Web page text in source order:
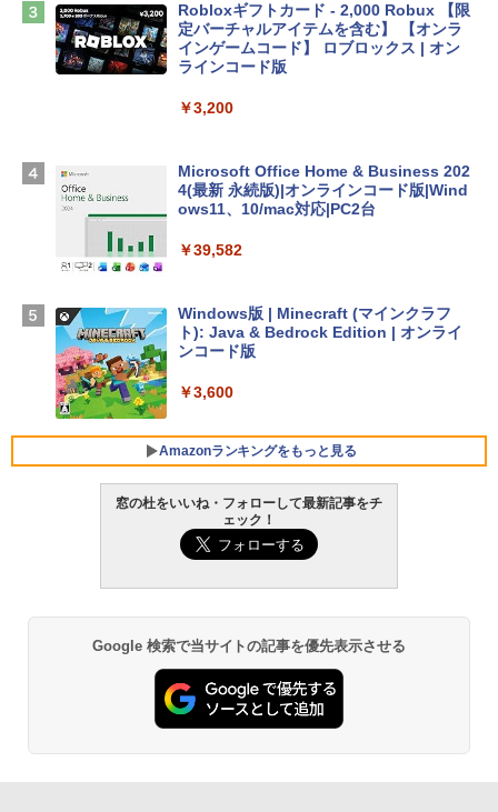
Apple 2026 MacBook Air M5チップ搭載
13インチノートブック：AIとApple Intell
igence、13.6インチLiquid Retinaディ
TB SSDストレージ、12MPセンターフレ
￥278,800
【Amazon.co.jp限定】 HP ノートパソコ
￥129,800
FMV ノートパソコン WE1-K3 (MS 365 P
VWK3E15W_AZ
￥139,880
Robloxギフトカード - 2,000 Robux 【限
定バーチャルアイテムを含む】 【オンラ
インゲームコード】 ロブロックス | オン
ラインコード版
￥3,200
Microsoft Office Home & Business 202
4(最新 永続版)|オンラインコード版|Wind
ows11、10/mac対応|PC2台
￥39,582
Windows版 | Minecraft (マインクラフ
ト): Java & Bedrock Edition | オンライ
ンコード版
￥3,600
Amazonランキングをもっと見る
生成AIパスポート公式テキスト 第４版
￥1,766
1冊ですべて身につくHTML & CSSとWe
bデザイン入門講座［第2版］
Amazon Kindle - 目に優しい、かさばら
ない、大きな画面で読みやすい、6週間持
し
￥16,980
Kindle Paperwhite シグニチャーエディ
るさ自動調整、色調調節ライト、12週間
窓の杜をいいね・フォローして最新記事をチ
ェック！
Google 検索で当サイトの記事を優先表示させる